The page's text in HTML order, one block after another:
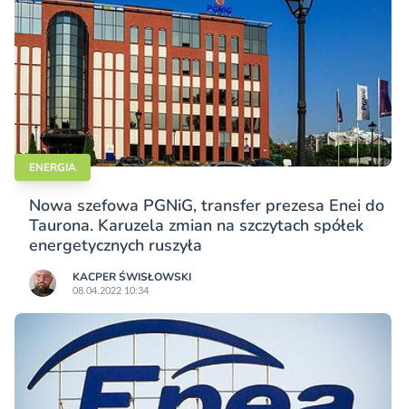
ENERGIA
Nowa szefowa PGNiG, transfer prezesa Enei do
Taurona. Karuzela zmian na szczytach spółek
energetycznych ruszyła
KACPER ŚWISŁO­WSKI
08.04.2022 10:34